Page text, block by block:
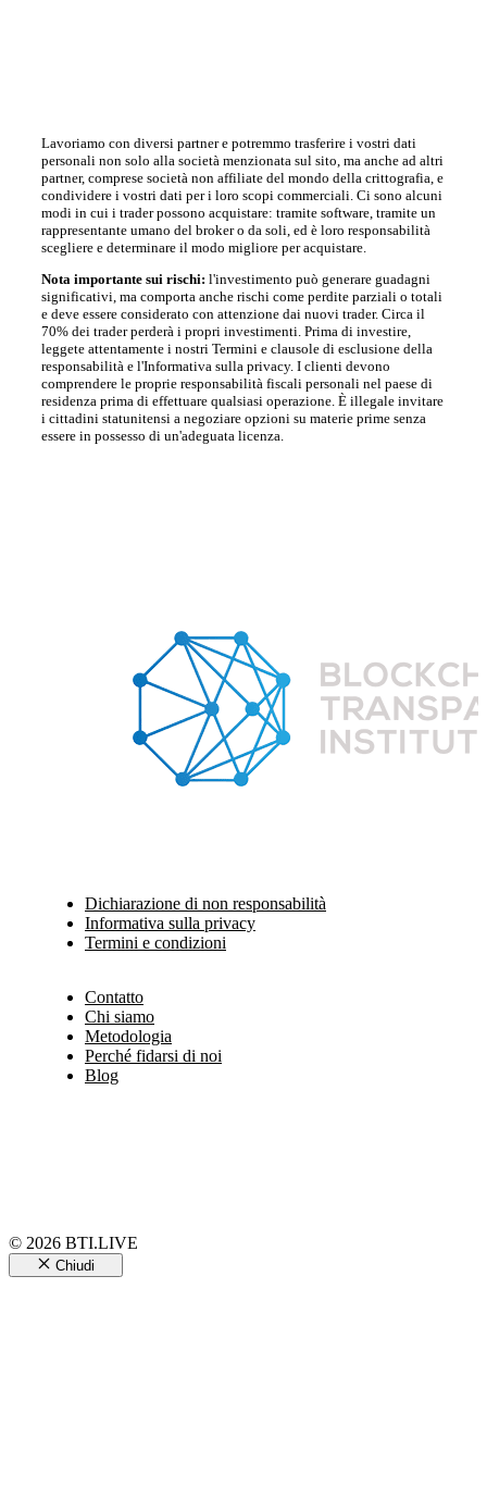
Lavoriamo con diversi partner e potremmo trasferire i vostri dati
personali non solo alla società menzionata sul sito, ma anche ad altri
partner, comprese società non affiliate del mondo della crittografia, e
condividere i vostri dati per i loro scopi commerciali. Ci sono alcuni
modi in cui i trader possono acquistare: tramite software, tramite un
rappresentante umano del broker o da soli, ed è loro responsabilità
scegliere e determinare il modo migliore per acquistare.
Nota importante sui rischi: l'investimento può generare guadagni
significativi, ma comporta anche rischi come perdite parziali o totali
e deve essere considerato con attenzione dai nuovi trader. Circa il
70% dei trader perderà i propri investimenti. Prima di investire,
leggete attentamente i nostri Termini e clausole di esclusione della
responsabilità e l'Informativa sulla privacy. I clienti devono
comprendere le proprie responsabilità fiscali personali nel paese di
residenza prima di effettuare qualsiasi operazione. È illegale invitare
i cittadini statunitensi a negoziare opzioni su materie prime senza
essere in possesso di un'adeguata licenza.
Dichiarazione di non responsabilità
Informativa sulla privacy
Termini e condizioni
Contatto
Chi siamo
Metodologia
Perché fidarsi di noi
Blog
© 2026 BTI.LIVE
Chiudi